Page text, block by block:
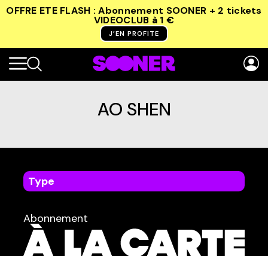
OFFRE ETE FLASH : Abonnement SOONER + 2 tickets
VIDEOCLUB à 1 €
J’EN PROFITE
AO SHEN
Type
Abonnement
Promo